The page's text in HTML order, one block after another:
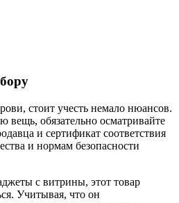
стоит учесть немало нюансов.
вещь, обязательно осматривайте
и сертификат соответствия
и нормам безопасности
с витрины, этот товар
Учитывая, что он